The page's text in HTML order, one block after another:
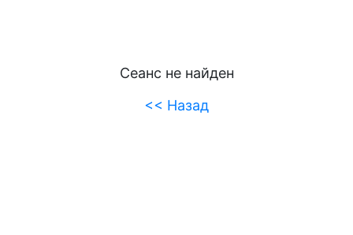
Сеанс не найден
<< Назад